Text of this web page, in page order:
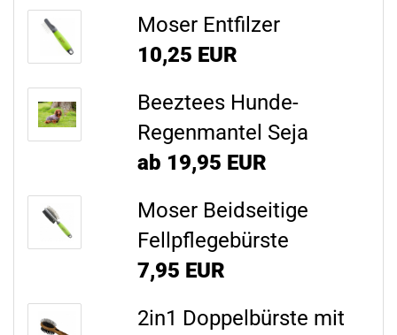
Moser Entfilzer
10,25 EUR
Beeztees Hunde-
Regenmantel Seja
ab 19,95 EUR
Moser Beidseitige
Fellpflegebürste
7,95 EUR
2in1 Doppelbürste mit